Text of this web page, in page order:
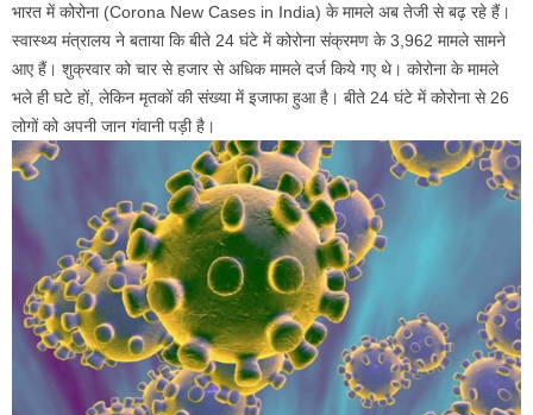
भारत में कोरोना (Corona New Cases in India) के मामले अब तेजी से बढ़ रहे हैं।
स्वास्थ्य मंत्रालय ने बताया कि बीते 24 घंटे में कोरोना संक्रमण के 3,962 मामले सामने
आए हैं। शुक्रवार को चार से हजार से अधिक मामले दर्ज किये गए थे। कोरोना के मामले
भले ही घटे हों, लेकिन मृतकों की संख्या में इजाफा हुआ है। बीते 24 घंटे में कोरोना से 26
लोगों को अपनी जान गंवानी पड़ी है।